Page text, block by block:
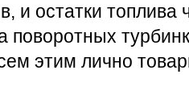
и остатки
поворотных
этим лично